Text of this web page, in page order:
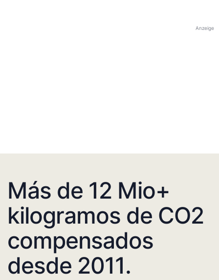
Anzeige
Más de 12 Mio+
kilogramos de CO2
compensados
desde 2011.